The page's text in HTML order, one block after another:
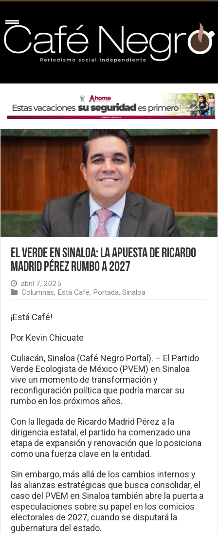
El Verde en Sinaloa: La apuesta de Ricardo
Madrid Pérez rumbo a 2027
abril 7, 2025
Columnas, Está Café, Portada,Sinaloa
¡Está Café!
Por Kevin Chicuate
Culiacán, Sinaloa (Café Negro Portal). – El Partido
Verde Ecologista de México (PVEM) en Sinaloa
vive un momento de transformación y
reconfiguración política que podría marcar su
rumbo en los próximos años.
Con la llegada de Ricardo Madrid Pérez a la
dirigencia estatal, el partido ha comenzado una
etapa de expansión y renovación que lo posiciona
como una fuerza clave en la entidad.
Sin embargo, más allá de los cambios internos y
las alianzas estratégicas que busca consolidar, el
caso del PVEM en Sinaloa también abre la puerta a
especulaciones sobre su papel en los comicios
electorales de 2027, cuando se disputará la
gubernatura del estado.